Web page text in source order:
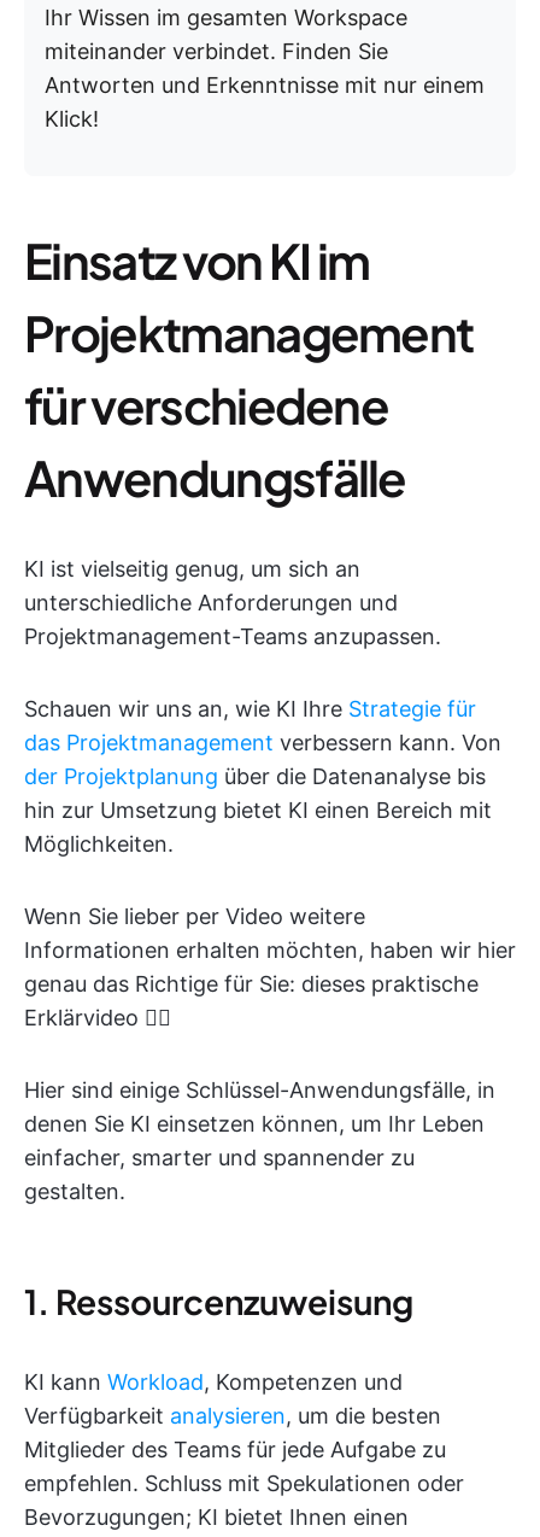
Ihr Wissen im gesamten Workspace
miteinander verbindet. Finden Sie
Antworten und Erkenntnisse mit nur einem
Klick!
Einsatz von KI im
Projektmanagement
für verschiedene
Anwendungsfälle
KI ist vielseitig genug, um sich an
unterschiedliche Anforderungen und
Projektmanagement-Teams anzupassen.
Schauen wir uns an, wie KI Ihre Strategie für
das Projektmanagement verbessern kann. Von
der Projektplanung über die Datenanalyse bis
hin zur Umsetzung bietet KI einen Bereich mit
Möglichkeiten.
Wenn Sie lieber per Video weitere
Informationen erhalten möchten, haben wir hier
genau das Richtige für Sie: dieses praktische
Erklärvideo 👇🏽
Hier sind einige Schlüssel-Anwendungsfälle, in
denen Sie KI einsetzen können, um Ihr Leben
einfacher, smarter und spannender zu
gestalten.
1. Ressourcenzuweisung
KI kann Workload, Kompetenzen und
Verfügbarkeit analysieren, um die besten
Mitglieder des Teams für jede Aufgabe zu
empfehlen. Schluss mit Spekulationen oder
Bevorzugungen; KI bietet Ihnen einen